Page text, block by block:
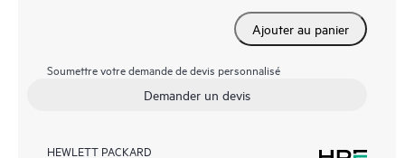
Ajouter au panier
Soumettre votre demande de devis personnalisé
Demander un devis
HEWLETT PACKARD